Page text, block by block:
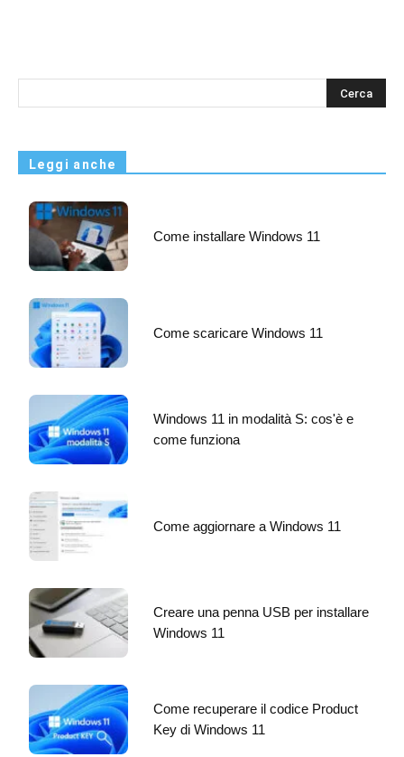
s
Leggi anche
Come installare Windows 11
Come scaricare Windows 11
Windows 11 in modalità S: cos'è e
come funziona
Come aggiornare a Windows 11
Creare una penna USB per installare
Windows 11
Come recuperare il codice Product
Key di Windows 11